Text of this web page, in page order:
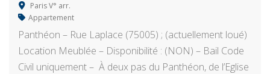
Paris V° arr.
Appartement
Panthéon – Rue Laplace (75005) ; (actuellement loué)
Location Meublée – Disponibilité : (NON) – Bail Code
Civil uniquement – À deux pas du Panthéon, de l’Eglise